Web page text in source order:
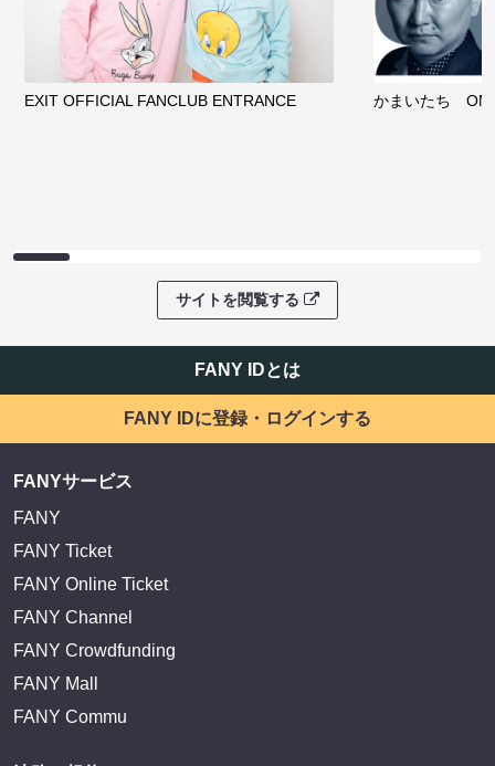
EXIT OFFICIAL FANCLUB ENTRANCE かまいたち
サイトを閲覧する
FANY IDとは
FANY IDに登録・ログインする
FANYサービス
FANY
FANY Ticket
FANY Online Ticket
FANY Channel
FANY Crowdfunding
FANY Mall
FANY Commu